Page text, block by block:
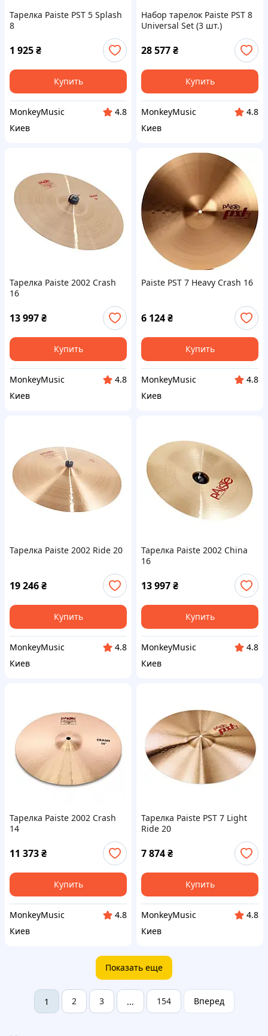
Тарелка Paiste PST 5 Splash
8
1 925₴
Купить
MonkeyMusic
4.8
Киев
Набор тарелок Paiste PST 8
Universal Set (3 шт.)
28 577₴
Купить
MonkeyMusic
4.8
Киев
Тарелка Paiste 2002 Crash
16
13 997₴
Купить
MonkeyMusic
4.8
Киев
Paiste PST 7 Heavy Crash 16
6 124₴
Купить
MonkeyMusic
4.8
Киев
Тарелка Paiste 2002 Ride 20
19 246₴
Купить
MonkeyMusic
4.8
Киев
Тарелка Paiste 2002 China
16
13 997₴
Купить
MonkeyMusic
4.8
Киев
Тарелка Paiste 2002 Crash
14
11 373₴
Купить
MonkeyMusic
4.8
Киев
Тарелка Paiste PST 7 Light
Ride 20
7 874₴
Купить
MonkeyMusic
4.8
Киев
Показать еще
1 2 3 ... 154 Вперед